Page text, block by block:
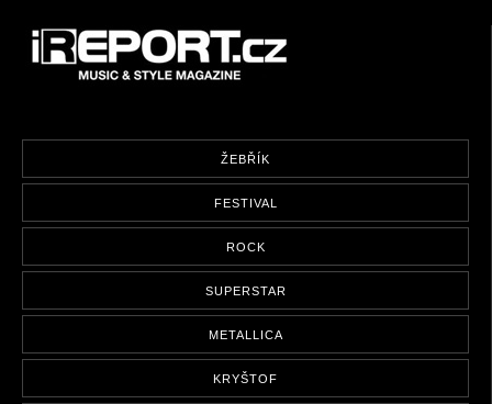
ŽEBŘÍK
FESTIVAL
ROCK
SUPERSTAR
METALLICA
KRYŠTOF